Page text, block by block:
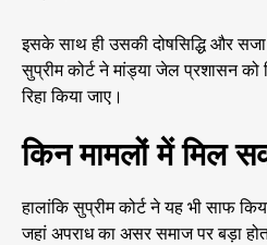
इसके साथ ही उसकी दोषसिद्धि और सजा
सुप्रीम कोर्ट ने मांड्या जेल प्रशासन को
रिहा किया जाए।
किन मामलों में मिल
हालांकि सुप्रीम कोर्ट ने यह भी साफ
जहां अपराध का असर समाज पर बड़ा